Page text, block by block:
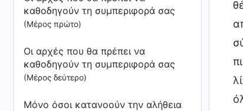
καθοδηγούν τη συμπεριφορά σας
(Μέρος πρώτο)
Οι αρχές που θα πρέπει να
καθοδηγούν τη συμπεριφορά σας
(Μέρος δεύτερο)
Μόνο όσοι κατανοούν την αλήθεια